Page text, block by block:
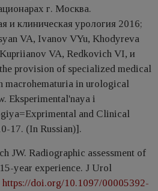
г. Москва.
и клиническая урология 2016;
VA, Ivanov VYu, Khodyreva
VA, Redkovich VI, и
provision of specialized medical
macrohematuria in urological
Eksperimental'naya i
and Clinical
17. (In Russian)].
JW. Radiographic assessment of
year experience. J Urоl
https://doi.org/10.1097/00005392-